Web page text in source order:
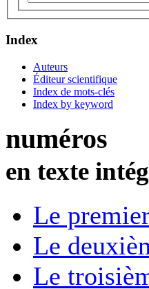
Index
Auteurs
Éditeur scientifique
Index de mots-clés
Index by keyword
numéros
en texte
Le
Le
Le